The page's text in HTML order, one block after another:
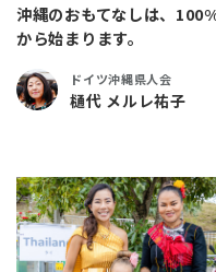
沖縄のおもてなしは、
から始まります。
ドイツ沖縄県人会
樋代 メルレ祐子